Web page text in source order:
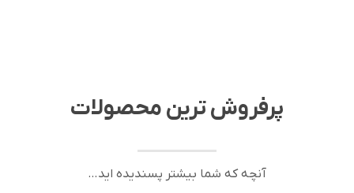
پرفروش ترین محصولات
آنچه که شما بیشتر پسندیده اید…